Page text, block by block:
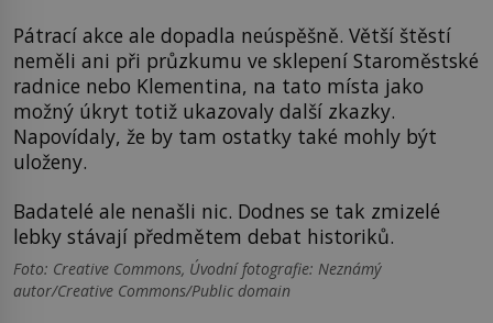
Pátrací akce ale dopadla neúspěšně. Větší štěstí
neměli ani při průzkumu ve sklepení Staroměstské
radnice nebo Klementina, na tato místa jako
možný úkryt totiž ukazovaly další zkazky.
Napovídaly, že by tam ostatky také mohly být
uloženy.
Badatelé ale nenašli nic. Dodnes se tak zmizelé
lebky stávají předmětem debat historiků.
Foto: Creative Commons, Úvodní fotografie: Neznámý
autor/Creative Commons/Public domain